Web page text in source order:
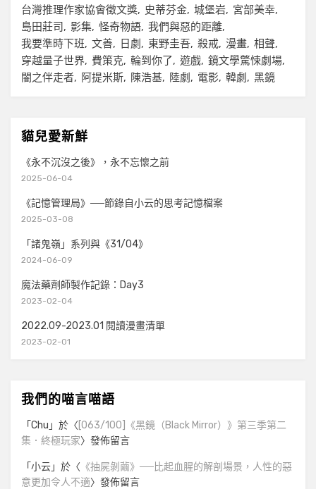
台灣推理作家協會徵文獎
史蒂芬金 城堡岩
宮部美幸
島田莊司
影集 怪奇物語 我們與惡的距離
我要準時下班
文善 日劇 東野圭吾 殺戒 漫畫 相聲
穿越量子世界
費策克 輪到你了 遊戲 鏡文學驚悚劇場
闇之伴走者
阿提米斯 陳浩基 陸劇 電影 韓劇 黑鏡
貓兒愛新鮮
《永不沉沒之後》，永不忘懷之前
2025-06-04
《記憶管理局》──節錄自小云的思考記憶檔案
2025-03-08
「諸鬼嶺」系列與《31/04》
2024-06-09
魔法藥劑師製作記錄：Day3
2023-02-04
2022.09-2023.01 閱讀漫畫清單
2023-02-01
我們的喵言喵語
「Chu 」於〈 [063/100]《黑鏡（Black Mirror）》第三季第二
集．終極玩家〉發佈留言
「小云」於〈 《抽屍剝繭》──比起血腥的解剖場景，人性的惡
意更加令人不適〉發佈留言